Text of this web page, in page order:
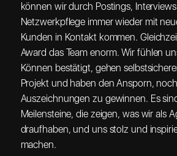
können wir durch Postings,
Netzwerkpflege immer wieder mit
Kunden in Kontakt kommen.
Award das Team enorm. Wir fühlen
Können bestätigt, gehen
Projekt und haben den Ansporn,
Auszeichnungen zu gewinnen. Es
Meilensteine, die zeigen, was wir als
draufhaben, und uns stolz und
machen.